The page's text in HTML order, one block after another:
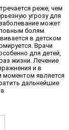
реже, чем
угрозу для
может
болям.
в детском
Врачи
для детей,
жизни. Лечение
и в
моментом является
дальнейшие